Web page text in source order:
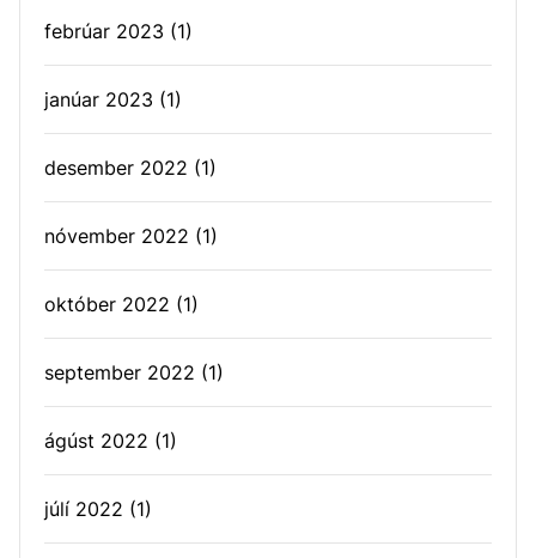
febrúar 2023 (1)
janúar 2023 (1)
desember 2022 (1)
nóvember 2022 (1)
október 2022 (1)
september 2022 (1)
ágúst 2022 (1)
júlí 2022 (1)